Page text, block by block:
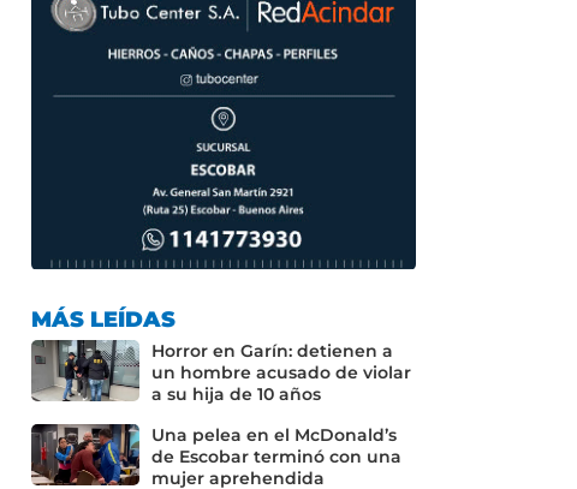
MÁS LEÍDAS
Horror en Garín: detienen a
un hombre acusado de violar
a su hija de 10 años
Una pelea en el McDonald’s
de Escobar terminó con una
mujer aprehendida